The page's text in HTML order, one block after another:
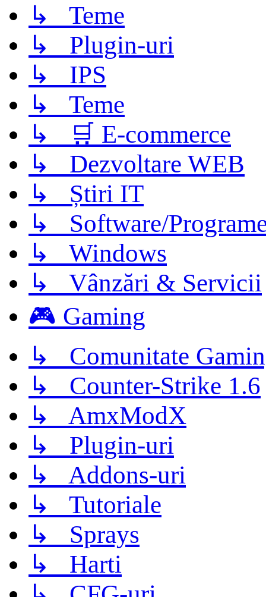
↳ Teme
↳ Plugin-uri
↳ IPS
↳ Teme
↳ 🛒 E-commerce
↳ Dezvoltare WEB
↳ Știri IT
↳ Software/
↳ Windows
↳ Vânzări & Servicii
🎮 Gaming
↳ Comunitate
↳ Counter-Strike 1.6
↳ AmxModX
↳ Plugin-uri
↳ Addons-uri
↳ Tutoriale
↳ Sprays
↳ Harti